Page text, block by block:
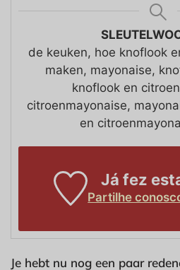
de keuken, hoe knoflook
maken, mayonaise,
knoflook en
citroenmayonaise,
en
Já fez
Partilhe
Je hebt nu nog een paar